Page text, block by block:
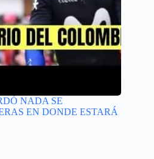
NADA SE
EN DONDE ESTARÁ